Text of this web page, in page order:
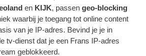
en KIJK, passen geo-blocking
waarbij je toegang tot online content
van je IP-adres. Bevind je je in
tv-dienst dat je een Frans IP-adres
geblokkeerd.